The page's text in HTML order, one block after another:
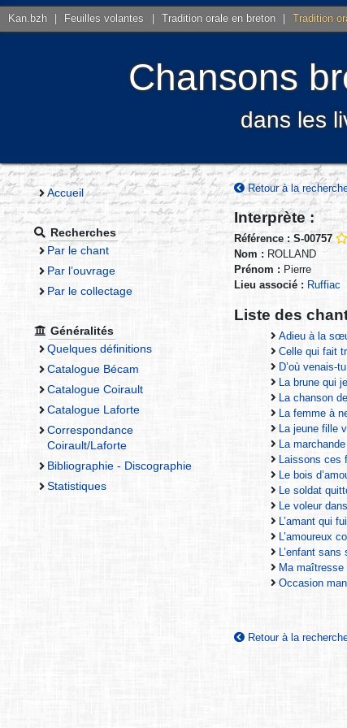
Kan.bzh Feuilles volantes Tradition orale en breton Tradition
Chansons
dans les
Accueil
Recherches
Par le chant
Par l’ouvrage
Par le collectage
Généralités
Quelques définitions
Catalogue Bécam
Catalogue Coirault
Catalogue Laforte
Correspondance
Coirault/Laforte
Bibliographie - Discographie
Statistiques
Retour à la
Interprète :
Référence : S-00757
Nom : ROLLAND
Prénom : Pierre
Lieu associé : Ruffiac
Liste des
Adieu à la
Celle qui fait
D’où venais-
La brune qui
La chanson
La femme à
La jeune fille
La
Laissons ces
Le bois
Le soldat
Le voleur
L’amant qui
L’amoureux
L’enfant sans
Ma maîtresse
Occasion
Retour à la